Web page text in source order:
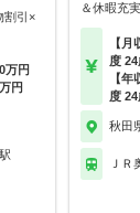
割引×
万円
円
＆休暇充
【
度
【
度
秋田
ＪＲ